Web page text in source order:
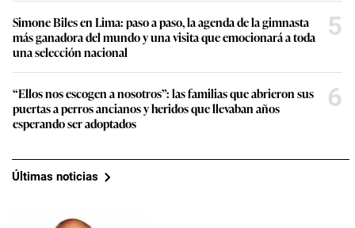
Simone Biles en Lima: paso a paso, la agenda de la gimnasta
más ganadora del mundo y una visita que emocionará a toda
una selección nacional
5
“Ellos nos escogen a nosotros”: las familias que abrieron sus
puertas a perros ancianos y heridos que llevaban años
esperando ser adoptados
6
Últimas noticias